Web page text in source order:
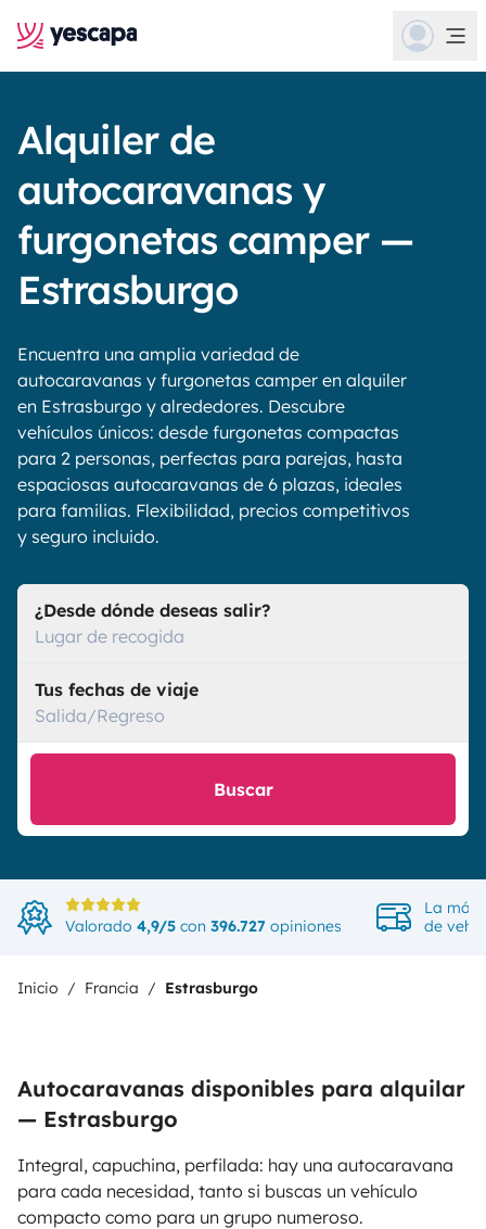
Alquiler de
autocaravanas y
furgonetas camper —
Estrasburgo
Encuentra una amplia variedad de
autocaravanas y furgonetas camper en alquiler
en Estrasburgo y alrededores. Descubre
vehículos únicos: desde furgonetas compactas
para 2 personas, perfectas para parejas, hasta
espaciosas autocaravanas de 6 plazas, ideales
para familias. Flexibilidad, precios competitivos
y seguro incluido.
¿Desde dónde deseas salir?
Lugar de recogida
Tus fechas de viaje
Salida/Regreso
Buscar
Valorado 4,9/5 con 396.727 opiniones
La más
de
Inicio Francia Estrasburgo
Autocaravanas disponibles para alquilar
— Estrasburgo
Integral, capuchina, perfilada: hay una autocaravana
para cada necesidad, tanto si buscas un vehículo
compacto como para un grupo numeroso.